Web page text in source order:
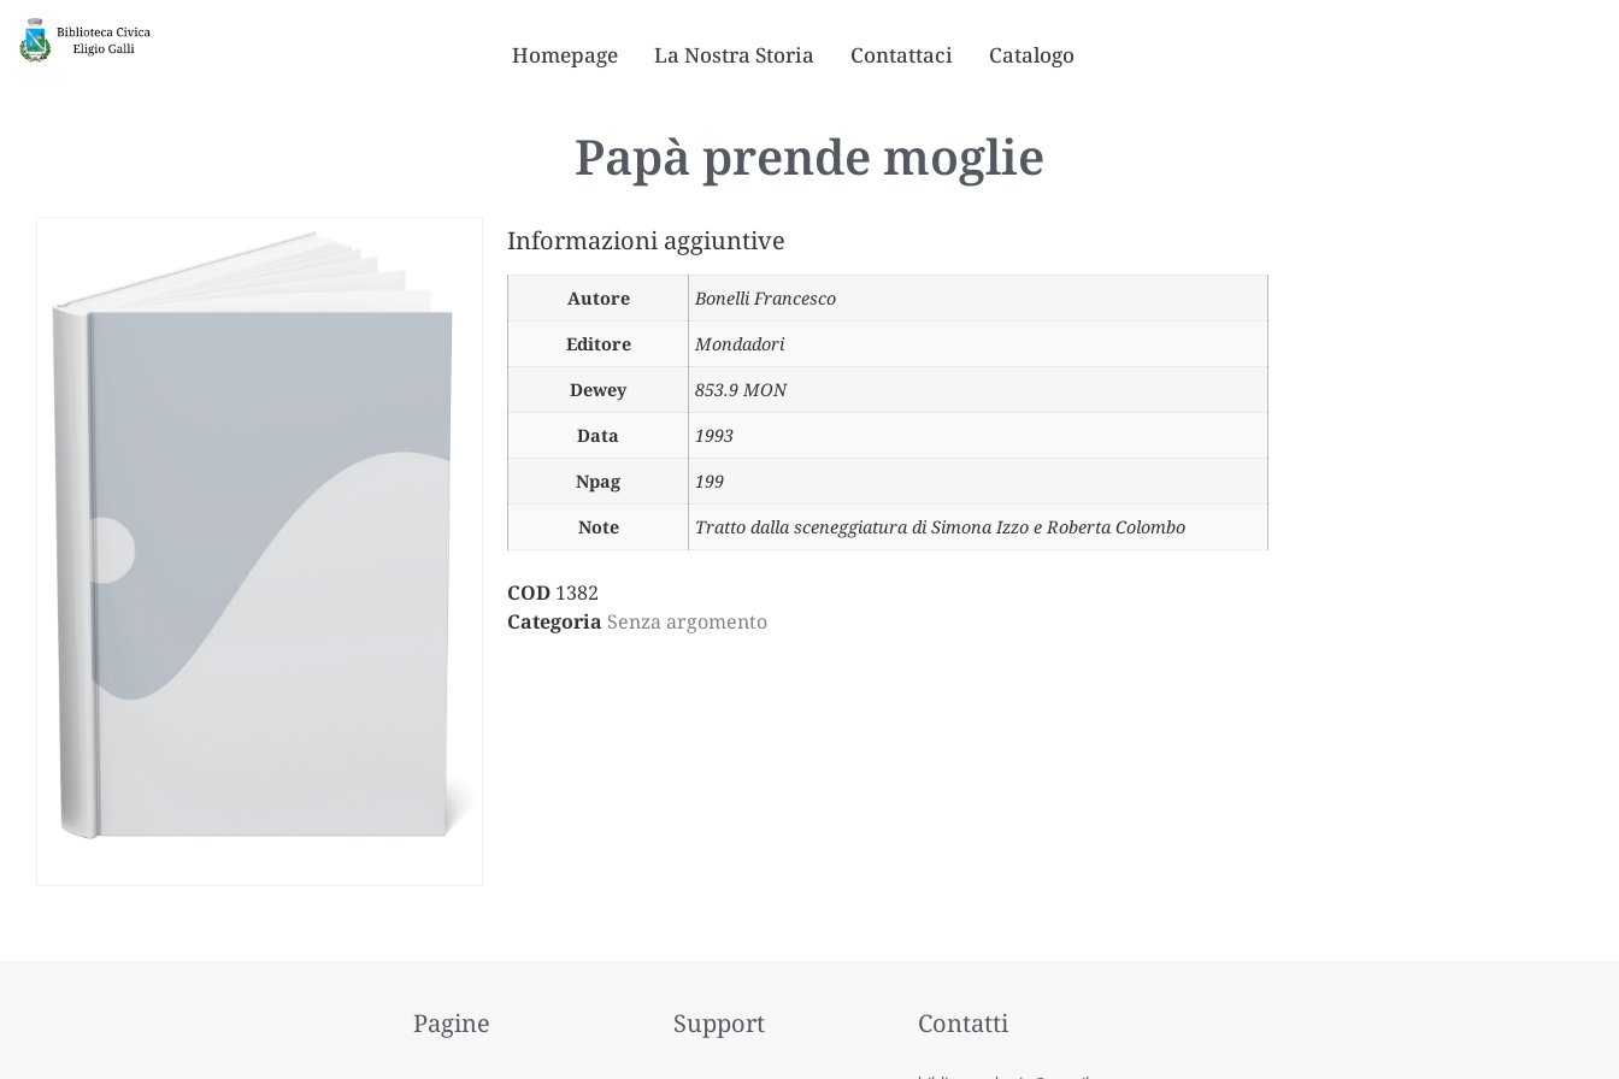
Homepage La Nostra Storia Contattaci Catalogo
Papà prende moglie
Informazioni aggiuntive
Autore
Bonelli Francesco
Editore
Mondadori
Dewey
853.9 MON
Data
1993
Npag
199
Note
Tratto dalla sceneggiatura di Simona Izzo e Roberta Colombo
COD 1382
Categoria Senza argomento
Pagine Support Contatti